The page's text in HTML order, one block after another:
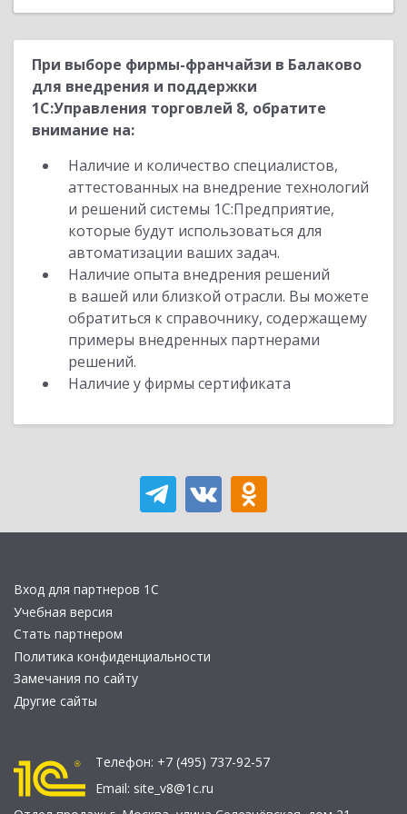
При выборе фирмы-франчайзи в Балаково
для внедрения и поддержки
1С:Управления торговлей 8, обратите
внимание на:
Наличие и количество специалистов,
аттестованных на внедрение технологий
и решений системы 1С:Предприятие,
которые будут использоваться для
автоматизации ваших задач.
Наличие опыта внедрения решений
в вашей или близкой отрасли. Вы можете
обратиться к справочнику, содержащему
примеры внедренных партнерами
решений.
Наличие у фирмы сертификата
Вход для партнеров 1С
Учебная версия
Стать партнером
Политика конфиденциальности
Замечания по сайту
Другие сайты
Телефон: +7 (495) 737-92-57
Email: site_v8@1c.ru